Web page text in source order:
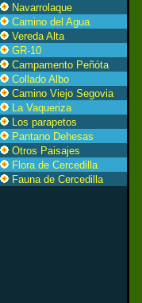
Navarrolaque
Camino del Agua
Vereda Alta
GR-10
Campamento Peñóta
Collado Albo
Camino Viejo Segovia
La Vaqueriza
Los parapetos
Pantano Dehesas
Otros Paisajes
Flora de Cercedilla
Fauna de Cercedilla